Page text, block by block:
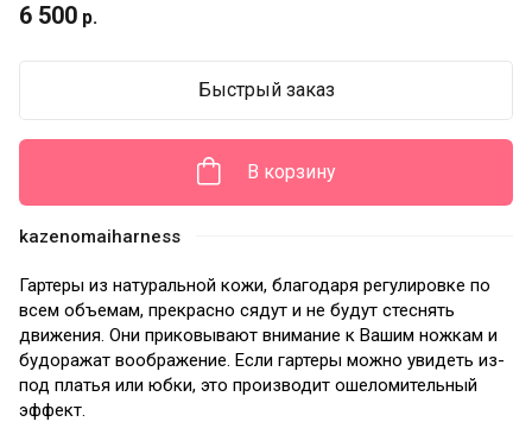
6 500 р.
В корзину
Быстрый заказ
kazenomaiharness
Гартеры из натуральной кожи, благодаря регулировке по
всем объемам, прекрасно сядут и не будут стеснять
движения. Они приковывают внимание к Вашим ножкам и
будоражат воображение. Если гартеры можно увидеть из-
под платья или юбки, это производит ошеломительный
эффект.